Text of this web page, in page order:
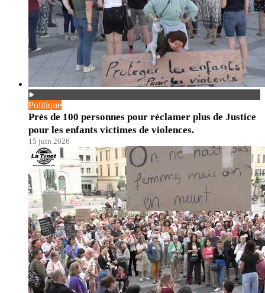
Politique
Prés de 100 personnes pour réclamer plus de Justice
pour les enfants victimes de violences.
15 juin 2026